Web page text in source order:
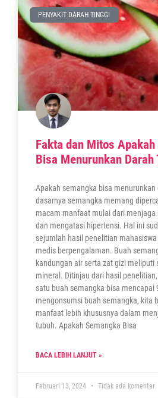
PENYAKIT DARAH TINGGI
Fakta dan Mitos Apakah
Bisa Menurunkan Darah
Apakah semangka bisa menurunkan
dasarnya semangka memang
macam manfaat mulai dari menjaga
dan mengatasi hipertensi. Hal ini
sejumlah hasil penelitian
medis berpengalaman. Buah
kandungan air serta zat gizi meliputi
mineral. Ditinjau dari hasil
satu buah semangka bisa mencapai
mengonsumsi buah semangka, kita
manfaat lebih khususnya dalam
tubuh. Apakah Semangka Bisa
BACA LEBIH LANJUT »
Februari 13, 2024 Tidak ada komentar